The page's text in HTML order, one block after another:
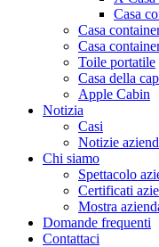
Casa
Casa
Casa
Toile portatile
Casa della
Apple Cabin
Notizia
Casi
Notizie
Chi siamo
Spettacolo
Certificati
Mostra
Domande frequenti
Contattaci